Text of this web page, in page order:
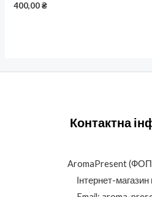
400,00₴
Контактна
AromaPresent
Інтернет-